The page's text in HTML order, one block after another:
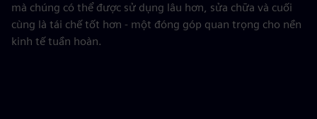
mà chúng có thể được sử dụng lâu hơn, sửa chữa và cuối
cùng là tái chế tốt hơn - một đóng góp quan trọng cho nền
kinh tế tuần hoàn.